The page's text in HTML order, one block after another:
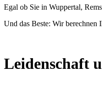
Egal ob Sie in Wuppertal,
Und das Beste: Wir berechnen
Leidenschaft